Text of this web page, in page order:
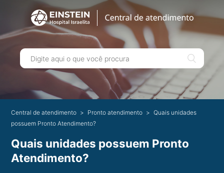
Central de atendimento Pronto atendimento
Quais unidades
possuem Pronto Atendimento?
Quais unidades possuem Pronto
Atendimento?